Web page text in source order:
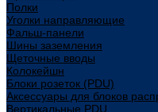
Полки
Уголки направляющие
Фальш-панели
Шины заземления
Щеточные вводы
Колокейшн
Блоки розеток (PDU)
Аксессуары для блоков
Вертикальные PDU